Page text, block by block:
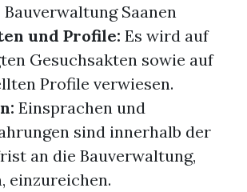
Bauverwaltung Saanen
und Profile: Es wird auf
Gesuchsakten sowie auf
Profile verwiesen.
Einsprachen und
sind innerhalb der
an die Bauverwaltung,
einzureichen.